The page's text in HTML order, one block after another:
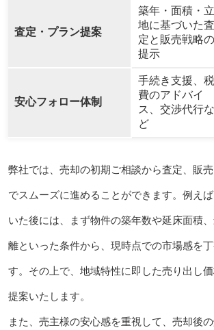
査定・プラン提案
築年・面積・立
地に基づいた査
定と販売戦略の
提示
安心フォロー体制
手続き支援、税
費のアドバイ
ス、交渉代行な
ど
弊社では、売却の初期ご相談から査定、販
でスムーズに進めることができます。例え
いた後には、まず物件の築年数や延床面積
離といった条件から、現時点での市場感を
す。その上で、地域特性に即した売り出し
提案いたします。
また、売主様の安心感を重視して、売却後